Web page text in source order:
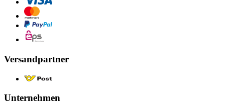
Versandpartner
Unternehmen